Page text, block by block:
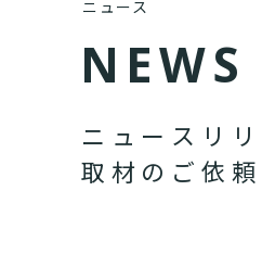
ニュース
N EWS
ニ ュ ー ス リ リ
取 材 の ご 依 頼